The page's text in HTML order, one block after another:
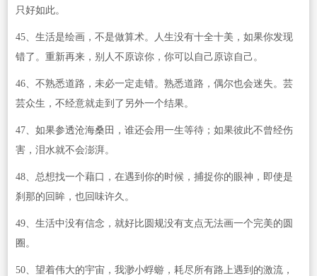
只好如此。
45、生活是绘画，不是做算术。人生没有十全十美，如果你发现
错了。重新再来，别人不原谅你，你可以自己原谅自己。
46、不熟悉道路，未必一定走错。熟悉道路，偶尔也会迷失。芸
芸众生，不经意就走到了另外一个结果。
47、如果参透沧海桑田，谁还会用一生等待；如果彼此不曾经伤
害，泪水就不会澎湃。
48、总想找一个藉口，在遇到你的时候，捕捉你的眼神，即使是
刹那的回眸，也回味许久。
49、生活中没有信念，就好比圆规没有支点无法画一个完美的圆
圈。
50、望着伟大的宇宙，我渺小蜉蝣，耗尽所有路上遇到的激流，